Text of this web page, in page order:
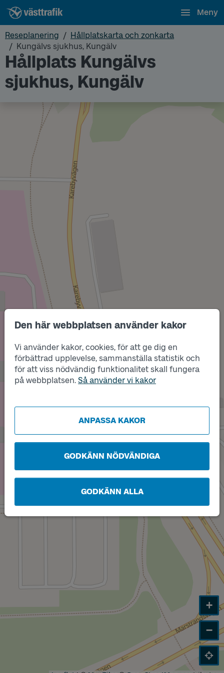
Den här webbplatsen använder kakor
Vi använder kakor, cookies, för att ge dig en
förbättrad upplevelse, sammanställa statistik och
för att viss nödvändig funktionalitet skall fungera
på webbplatsen. Så använder vi kakor
ANPASSA KAKOR
GODKÄNN NÖDVÄNDIGA
GODKÄNN ALLA
Meny
Reseplanering
Hållplatskarta och zonkarta
Kungälvs sjukhus, Kungälv
Hållplats Kungälvs
sjukhus, Kungälv
Läge
A
Läge
B
+
−